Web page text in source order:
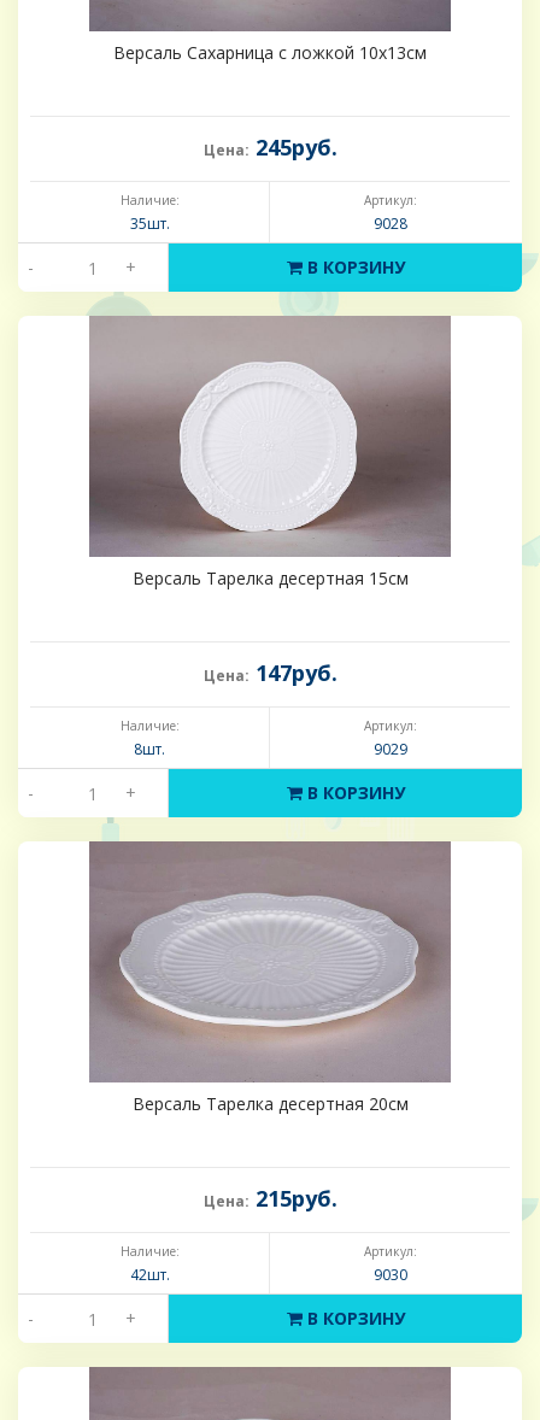
Версаль Сахарница с ложкой 10х13см
Цена: 245руб.
Наличие:
35шт.
Артикул:
9028
- + В КОРЗИНУ
Версаль Тарелка десертная 15см
Цена: 147руб.
Наличие:
8шт.
Артикул:
9029
- + В КОРЗИНУ
Версаль Тарелка десертная 20см
Цена: 215руб.
Наличие:
42шт.
Артикул:
9030
- + В КОРЗИНУ